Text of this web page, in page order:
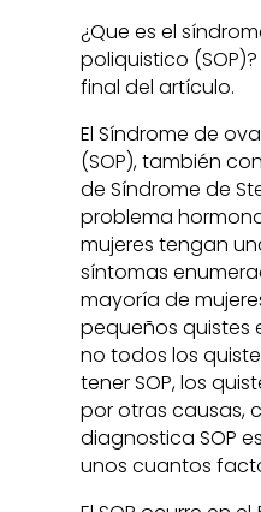
¿Que es el
poliquistico
final del artículo.
El Síndrome de
(SOP), también
de Síndrome de
problema
mujeres tengan
síntomas
mayoría de
pequeños quistes
no todos los
tener SOP, los
por otras causas,
diagnostica SOP
unos cuantos